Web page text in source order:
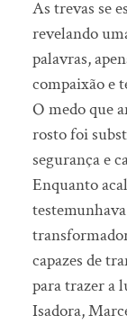
As trevas se
revelando
palavras,
compaixão e
O medo que
rosto foi
segurança e
Enquanto
capazes de
para trazer a
Isadora,